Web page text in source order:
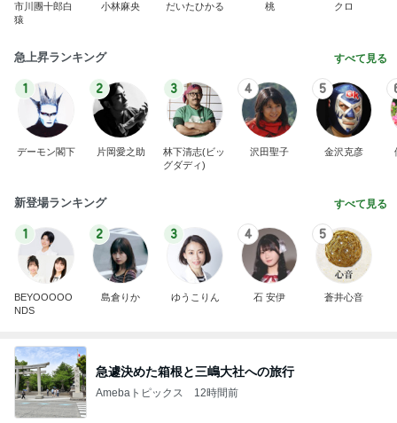
市川團十郎白
猿
小林麻央 だいたひかる 桃 クロ
急上昇ランキング すべて見る
1
デーモン閣下
2
片岡愛之助
3
林下清志(ビッ
グダディ)
4
沢田聖子
5
金沢克彦
新登場ランキング すべて見る
1
BEYOOOOO
NDS
2
島倉りか
3
ゆうこりん
4
石 安伊
5
蒼井心音
急遽決めた箱根と三嶋大社への旅行
Amebaトピックス 12時間前